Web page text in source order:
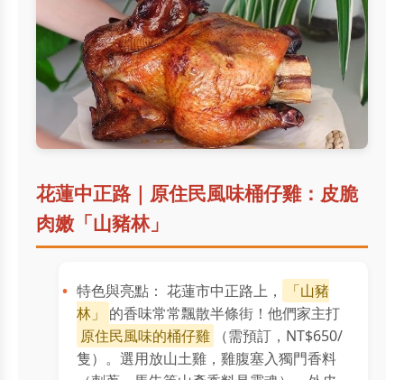
花蓮中正路｜原住民風味桶仔雞：皮脆
肉嫩「山豬林」
特色與亮點： 花蓮市中正路上，
「山豬
林」
的香味常常飄散半條街！他們家主打
原住民風味的桶仔雞
（需預訂，NT$650/
隻）。選用放山土雞，雞腹塞入獨門香料